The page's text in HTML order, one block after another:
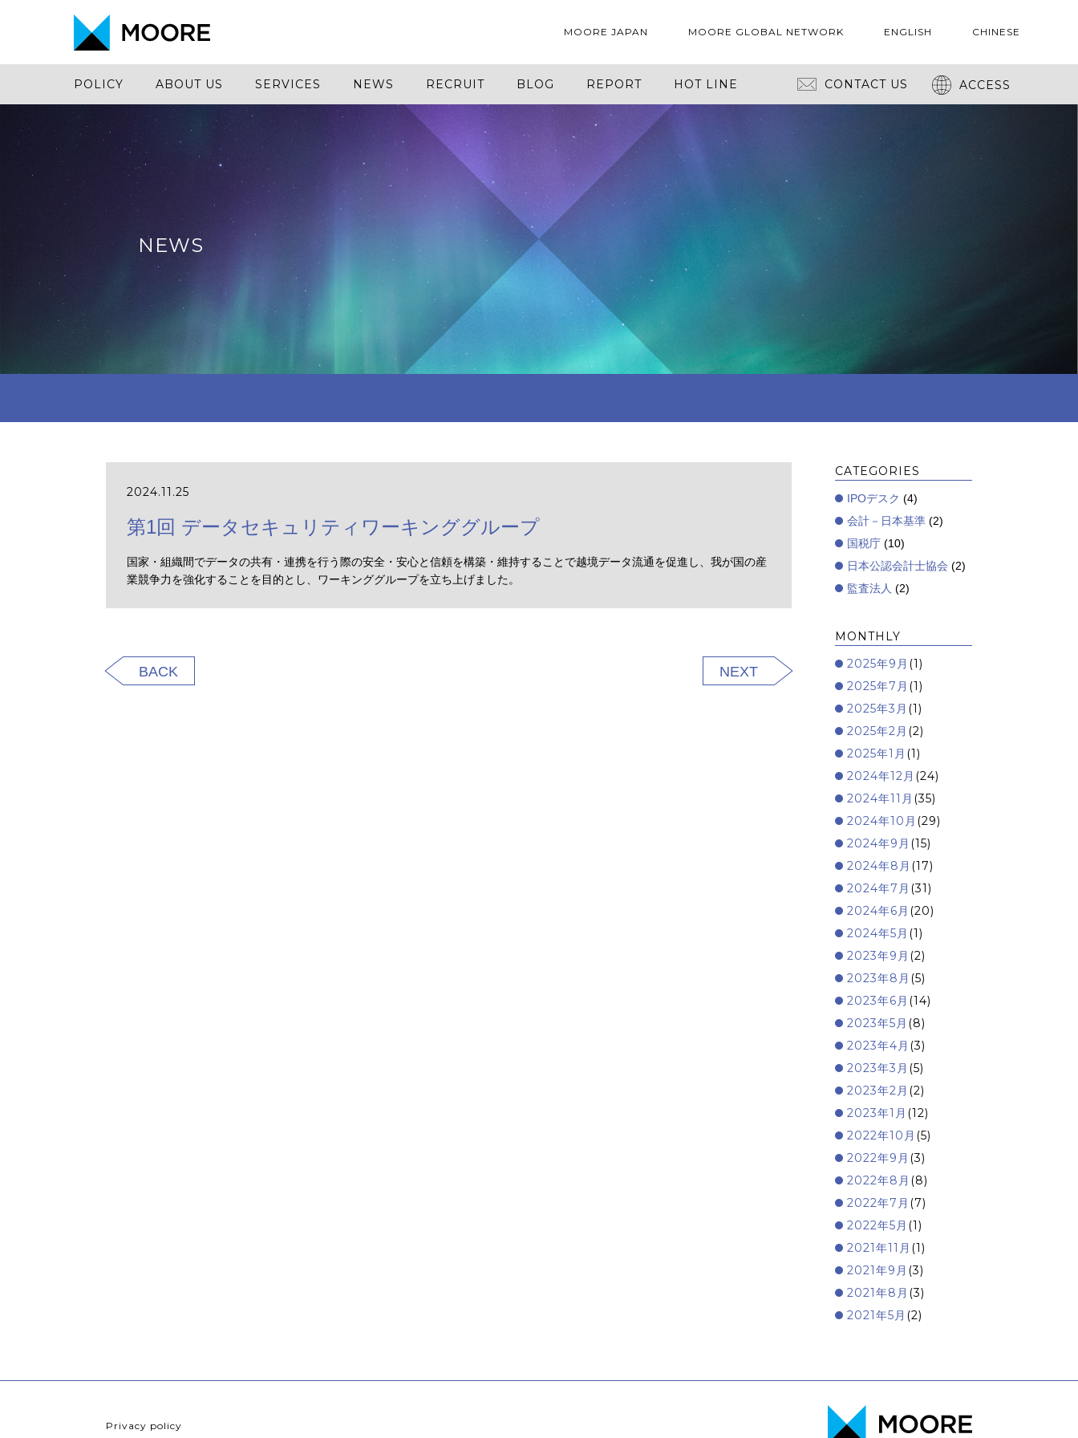
MOORE JAPAN MOORE GLOBAL NETWORK ENGLISH CHINESE
POLICY ABOUT US SERVICES NEWS RECRUIT BLOG REPORT HOT LINE CONTACT US ACCESS
NEWS
2024.11.25
第1回 データセキュリティワーキンググループ
国家・組織間でデータの共有・連携を行う際の安全・安心と信頼を構築・維持することで越境データ流通を促進し、我が国の産
業競争力を強化することを目的とし、ワーキンググループを立ち上げました。
BACK NEXT
CATEGORIES
IPOデスク (4)
会計－日本基準 (2)
国税庁 (10)
日本公認会計士協会 (2)
監査法人 (2)
MONTHLY
2025年9月 (1)
2025年7月 (1)
2025年3月 (1)
2025年2月 (2)
2025年1月 (1)
2024年12月 (24)
2024年11月 (35)
2024年10月 (29)
2024年9月 (15)
2024年8月 (17)
2024年7月 (31)
2024年6月 (20)
2024年5月 (1)
2023年9月 (2)
2023年8月 (5)
2023年6月 (14)
2023年5月 (8)
2023年4月 (3)
2023年3月 (5)
2023年2月 (2)
2023年1月 (12)
2022年10月 (5)
2022年9月 (3)
2022年8月 (8)
2022年7月 (7)
2022年5月 (1)
2021年11月 (1)
2021年9月 (3)
2021年8月 (3)
2021年5月 (2)
Privacy policy